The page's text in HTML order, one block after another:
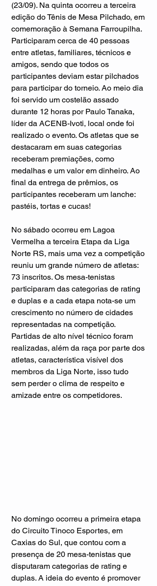
(23/09). Na quinta ocorreu a terceira
edição do Tênis de Mesa Pilchado, em
comemoração à Semana Farroupilha.
Participaram cerca de 40 pessoas
entre atletas, familiares, técnicos e
amigos, sendo que todos os
participantes deviam estar pilchados
para participar do torneio. Ao meio dia
foi servido um costelão assado
durante 12 horas por Paulo Tanaka,
líder da ACENB-Ivoti, local onde foi
realizado o evento. Os atletas que se
destacaram em suas categorias
receberam premiações, como
medalhas e um valor em dinheiro. Ao
final da entrega de prêmios, os
participantes receberam um lanche:
pastéis, tortas e cucas!
No sábado ocorreu em Lagoa
Vermelha a terceira Etapa da Liga
Norte RS, mais uma vez a competição
reuniu um grande número de atletas:
73 inscritos. Os mesa-tenistas
participaram das categorias de rating
e duplas e a cada etapa nota-se um
crescimento no número de cidades
representadas na competição.
Partidas de alto nível técnico foram
realizadas, além da raça por parte dos
atletas, característica visível dos
membros da Liga Norte, isso tudo
sem perder o clima de respeito e
amizade entre os competidores.
No domingo ocorreu a primeira etapa
do Circuito Tinoco Esportes, em
Caxias do Sul, que contou com a
presença de 20 mesa-tenistas que
disputaram categorias de rating e
duplas. A ideia do evento é promover